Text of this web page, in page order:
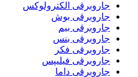
جاروبرقی الکترولوکس
جاروبرقی بوش
جاروبرقی بیم
جاروبرقی بنس
جاروبرقی فکر
جاروبرقی فیلیپس
جاروبرقی داما